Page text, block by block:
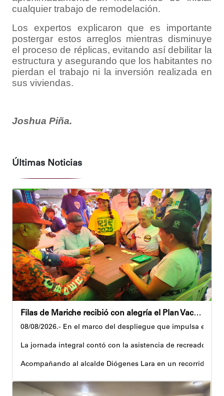
cualquier trabajo de remodelación.
Los expertos explicaron que es importante
postergar estos arreglos mientras disminuye
el proceso de réplicas, evitando así debilitar la
estructura y asegurando que los habitantes no
pierdan el trabajo ni la inversión realizada en
sus viviendas.
Joshua Piña.
Últimas Noticias
Filas de Mariche recibió con alegría el Plan Vacacional Venezuela RÍE 2026
08/08/2026.- En el marco del despliegue que impulsa el
La jornada integral contó con la asistencia de recreadores
Acompañando al alcalde Diógenes Lara en un recorrido,
Al respecto, señaló dos espacios permanentes habilitados